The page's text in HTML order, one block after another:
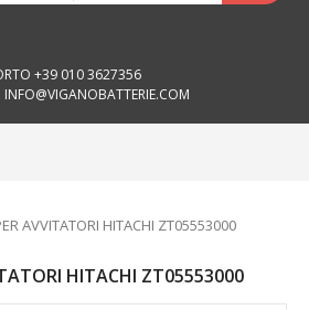
+39 010 3627356
INFO@VIGANOBATTERIE.COM
AVVITATORI HITACHI ZT05553000
HITACHI ZT05553000